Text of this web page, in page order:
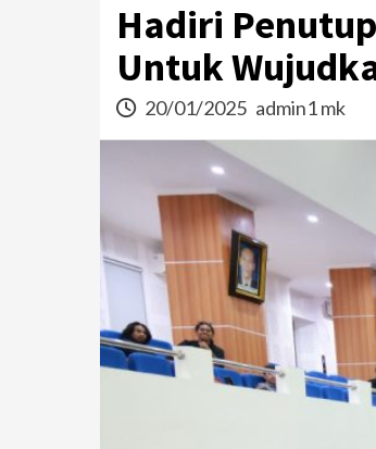
Hadiri
Untuk
20/01/2025 admin1 mk